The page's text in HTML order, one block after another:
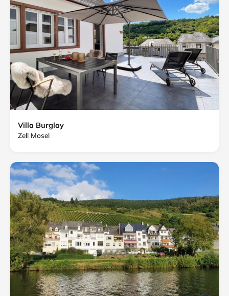
Villa Burglay
Zell Mosel